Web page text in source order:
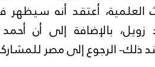
العلمية، أعتقد أنه
زويل، بالإضافة إلى أن أحمد
ذلك- الرجوع إلى مصر